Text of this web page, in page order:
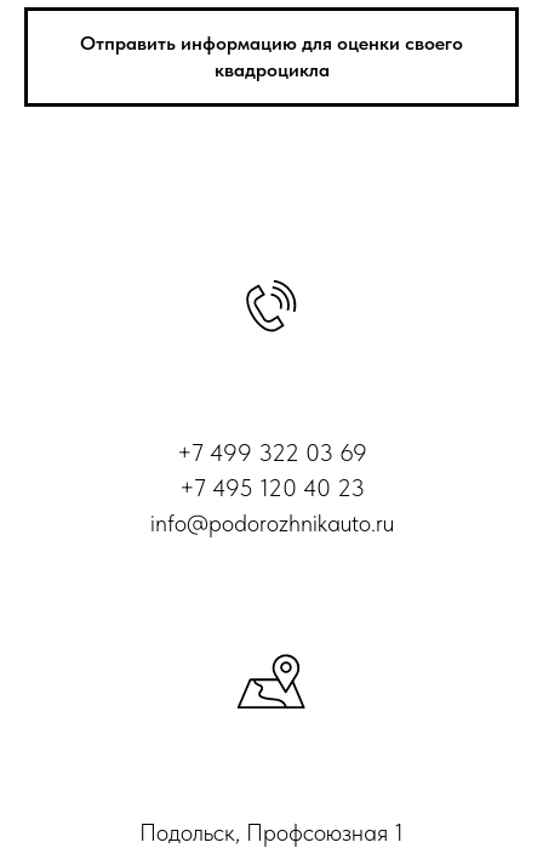
Отправить информацию для оценки своего
квадроцикла
+7 499 322 03 69
+7495 120 40 23
info@podorozhnikauto.ru
Подольск, Профсоюзная 1